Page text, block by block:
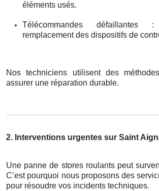
éléments usés.
Télécommandes
remplacement des dispositifs de
Nos techniciens utilisent des
assurer une réparation durable.
2. Interventions urgentes sur Saint
Une panne de stores roulants peut
C’est pourquoi nous proposons des
pour résoudre vos incidents techniques.